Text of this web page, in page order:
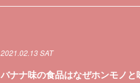
2021.02.13 SAT
バナナ味の食品はなぜホンモノと